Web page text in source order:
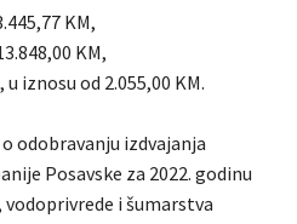
KM,
KM,
iznosu od 2.055,00 KM.
odobravanju izdvajanja
Posavske za 2022. godinu
i šumarstva